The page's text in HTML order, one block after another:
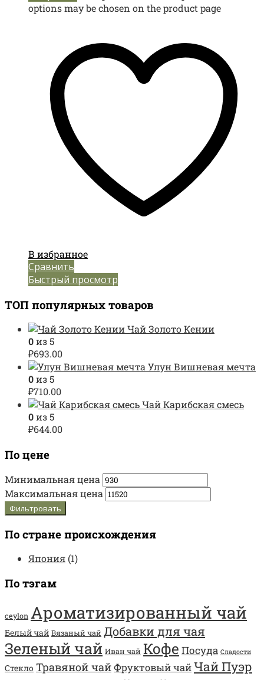
options may be chosen on the product page
В избранное
Сравнить
Быстрый просмотр
ТОП популярных товаров
Чай Золото Кении
0из 5
₽693.00
Улун Вишневая мечта
0из 5
₽710.00
Чай Карибская смесь
0из 5
₽644.00
По цене
Минимальная цена
Максимальная цена
Фильтровать
По стране происхождения
Япония (1)
По тэгам
ceylon Ароматизированный чай
Белый чай Вязаный чай Добавки для чая
Зеленый чай Иван чай Кофе Посуда Сладости
Стекло Травяной чайФруктовый чайЧай Пуэр